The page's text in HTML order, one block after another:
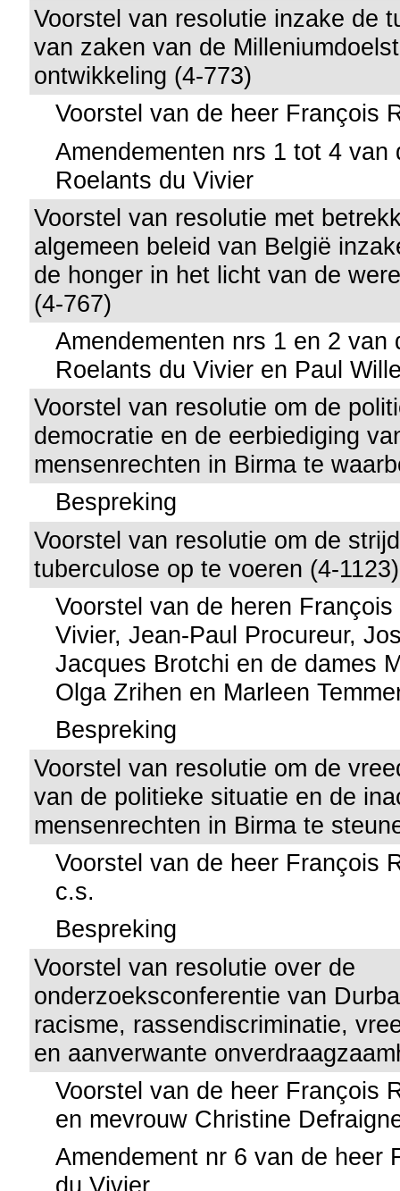
Voorstel van resolutie inzake de
van zaken van de
ontwikkeling (4-773)
Voorstel van de heer François
Amendementen nrs 1 tot 4 van
Roelants du Vivier
Voorstel van resolutie met
algemeen beleid van België
de honger in het licht van de
(4-767)
Amendementen nrs 1 en 2 van
Roelants du Vivier en Paul
Voorstel van resolutie om de
democratie en de eerbiediging
mensenrechten in Birma te
Bespreking
Voorstel van resolutie om de
tuberculose op te voeren (4-1123)
Voorstel van de heren
Vivier, Jean-Paul Procureur,
Jacques Brotchi en de dames
Olga Zrihen en Marleen
Bespreking
Voorstel van resolutie om de
van de politieke situatie en de
mensenrechten in Birma te
Voorstel van de heer François
c.s.
Bespreking
Voorstel van resolutie over de
onderzoeksconferentie van
racisme, rassendiscriminatie,
en aanverwante
Voorstel van de heer François
en mevrouw Christine
Amendement nr 6 van de heer
du Vivier